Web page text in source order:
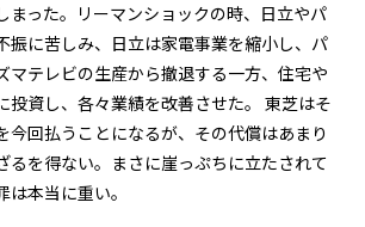
まった。リーマンショックの時、日立やパ
振に苦しみ、日立は家電事業を縮小し、パ
マテレビの生産から撤退する一方、住宅や
投資し、各々業績を改善させた。 東芝はそ
今回払うことになるが、その代償はあまり
るを得ない。まさに崖っぷちに立たされて
本当に重い。